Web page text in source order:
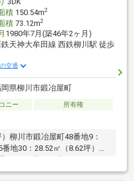
積150.54m2
積73.12m2
1980年7月(築46年2ヶ月)
天神大牟田線 西鉄柳川駅 徒歩
交通
県柳川市鍛冶屋町
ニー
所有権
柳川市鍛冶屋町48番地9：
地30：28.52㎡（8.62坪）